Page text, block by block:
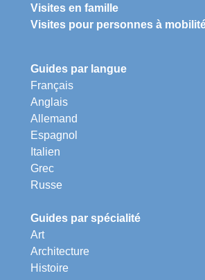
Visites en famille
Visites pour personnes à
Guides par langue
Français
Anglais
Allemand
Espagnol
Italien
Grec
Russe
Guides par spécialité
Art
Architecture
Histoire